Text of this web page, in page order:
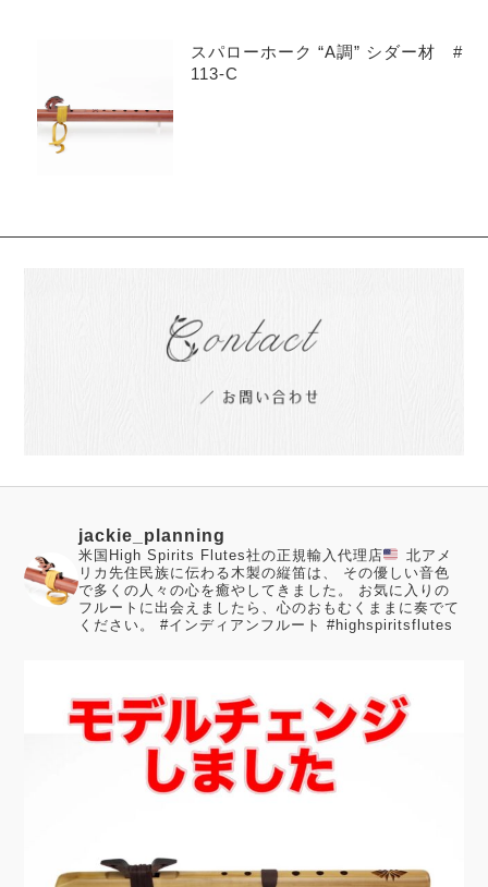
スパローホーク “A調” シダー材 #
113-C
jackie_planning
米国High Spirits Flutes社の正規輸入代理店
北アメ
リカ先住民族に伝わる木製の縦笛は、 その優しい音色
で多くの人々の心を癒やしてきました。
お気に入りの
フルートに出会えましたら、心のおもむくままに奏でて
ください。
#インディアンフルート #highspiritsflutes